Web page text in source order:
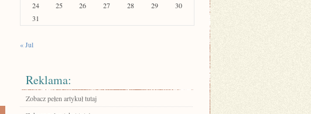
24
25 26 27 28 29
30
31
« Jul
Reklama:
Zobacz pełen artykuł tutaj